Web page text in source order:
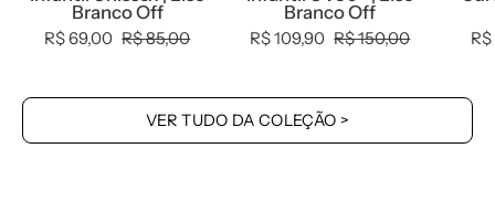
MiniMalista
Baby
0,
Ano
Novo,
Branco Off
R$ 69,00 R$ 85,00
-
MiniMalista
-
0,
b2b,
Branco Off
R$ 109,90 R$ 150,00
VER TUDO DA COLEÇÃO >